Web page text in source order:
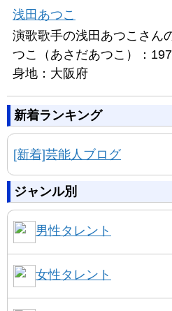
浅田あつこ
演歌歌手の浅田あつこさん
つこ（あさだあつこ）：
身地：大阪府
新着ランキング
[新着]芸能人ブログ
ジャンル別
男性タレント
女性タレント